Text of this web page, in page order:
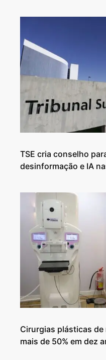
TSE cria conselho
desinformação e IA
Cirurgias plásticas de
mais de 50% em dez